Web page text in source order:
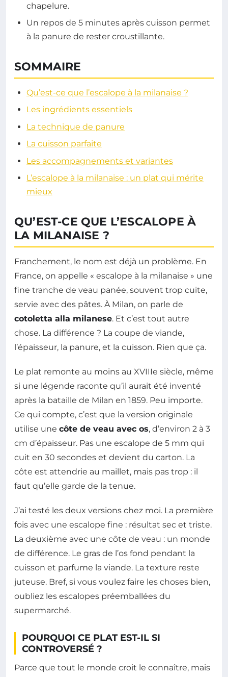
chapelure.
Un repos de 5 minutes après cuisson permet
à la panure de rester croustillante.
SOMMAIRE
Qu’est-ce que l’escalope à la milanaise ?
Les ingrédients essentiels
La technique de panure
La cuisson parfaite
Les accompagnements et variantes
L’escalope à la milanaise : un plat qui mérite
mieux
QU’EST-CE QUE L’ESCALOPE À
LA MILANAISE ?
Franchement, le nom est déjà un problème. En
France, on appelle « escalope à la milanaise » une
fine tranche de veau panée, souvent trop cuite,
servie avec des pâtes. À Milan, on parle de
cotoletta alla milanese. Et c’est tout autre
chose. La différence ? La coupe de viande,
l’épaisseur, la panure, et la cuisson. Rien que ça.
Le plat remonte au moins au XVIIIe siècle, même
si une légende raconte qu’il aurait été inventé
après la bataille de Milan en 1859. Peu importe.
Ce qui compte, c’est que la version originale
utilise une côte de veau avec os, d’environ 2 à 3
cm d’épaisseur. Pas une escalope de 5 mm qui
cuit en 30 secondes et devient du carton. La
côte est attendrie au maillet, mais pas trop : il
faut qu’elle garde de la tenue.
J’ai testé les deux versions chez moi. La première
fois avec une escalope fine : résultat sec et triste.
La deuxième avec une côte de veau : un monde
de différence. Le gras de l’os fond pendant la
cuisson et parfume la viande. La texture reste
juteuse. Bref, si vous voulez faire les choses bien,
oubliez les escalopes préemballées du
supermarché.
POURQUOI CE PLAT EST-IL SI
CONTROVERSÉ ?
Parce que tout le monde croit le connaître, mais